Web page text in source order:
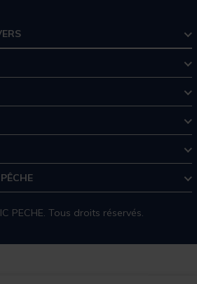
PECHE. Tous droits réservés.